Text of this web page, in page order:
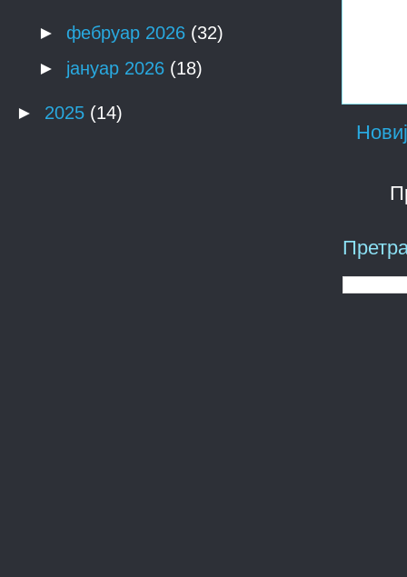
► фебруар 2026 (32)
► јануар 2026 (18)
► 2025 (14)